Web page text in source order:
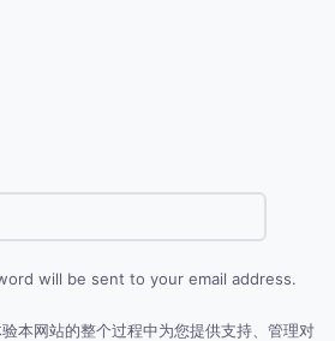
will be sent to your email address.
本网站的整个过程中为您提供支持、管理对